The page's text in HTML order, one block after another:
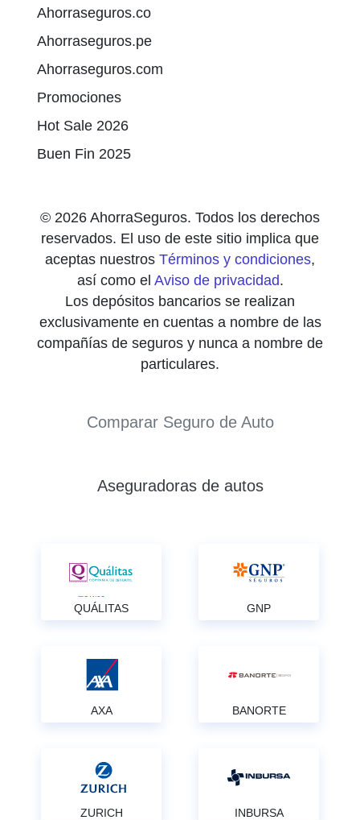
Ahorraseguros.co
Ahorraseguros.pe
Ahorraseguros.com
Promociones
Hot Sale 2026
Buen Fin 2025
© 2026 AhorraSeguros. Todos los derechos
reservados. El uso de este sitio implica que
aceptas nuestros Términos y condiciones,
así como el Aviso de privacidad.
Los depósitos bancarios se realizan
exclusivamente en cuentas a nombre de las
compañías de seguros y nunca a nombre de
particulares.
Comparar Seguro de Auto
Aseguradoras de autos
QUÁLITAS GNP
AXA BANORTE
ZURICH INBURSA